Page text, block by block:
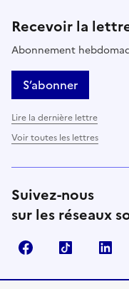
Recevoir la
Abonnement
S’abonner
Lire la dernière lettre
Voir toutes les lettres
Suivez-nous
sur les réseaux
FacebookTikTok